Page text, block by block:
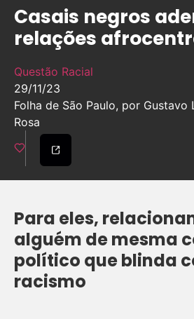
Casais negros
relações
Questão Racial
29/11/23
Folha de São Paulo, por Gustavo
Rosa
Para eles,
alguém de mesma
político que blinda
racismo